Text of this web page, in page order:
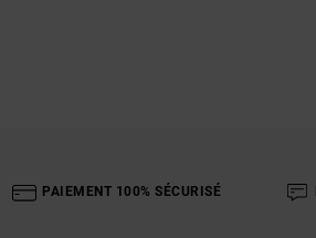
PAIEMENT 100% SÉCURISÉ